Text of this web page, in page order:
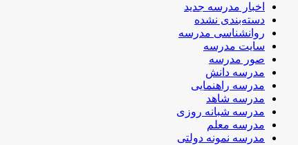
اخبار مدرسه جدید
دسته‌بندی نشده
روانشناسی مدرسه
سایت مدرسه
صور مدرسه
مدرسه دانش
مدرسه راهنمایی
مدرسه شاهد
مدرسه شبانه روزی
مدرسه معلم
مدرسه نمونه دولتی